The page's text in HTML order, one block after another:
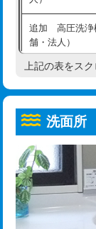
コンクリート斫
モルタル補修（
モルタル補修
洗面台設置
追加人工
廃棄・処分
※給水管工事は
給水管工事※（
給水管工事※（
給水管工事※（
給水管工事※（
め込み）)
給水管工事※（
業)
給水管工事※（
用/3ｍまで)
給水管工事※（
追加 高圧洗浄
舗・法人）
高度高圧洗浄換
トーラー機使用/
追加トーラー機
カメラ調査
桝清掃
上記の表をス
洗面所